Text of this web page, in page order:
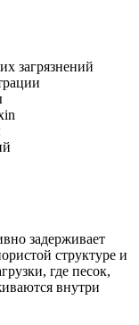
загрязнений
задерживает
структуре и
где песок,
внутри